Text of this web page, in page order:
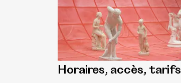
Horaires, accès, tarifs